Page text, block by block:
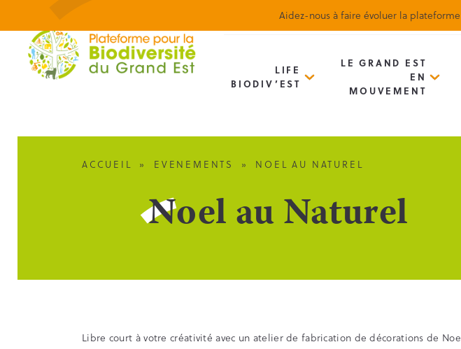
Aidez-nous à faire évoluer la
LIFE
BIODIV’EST
LE GRAND EST
EN
MOUVEMENT
ACCUEIL » EVENEMENTS » NOEL AU NATUREL
Noel au Naturel
Libre court à votre créativité avec un atelier de fabrication de décorations de